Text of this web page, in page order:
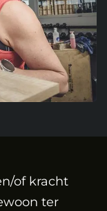
of kracht
ter